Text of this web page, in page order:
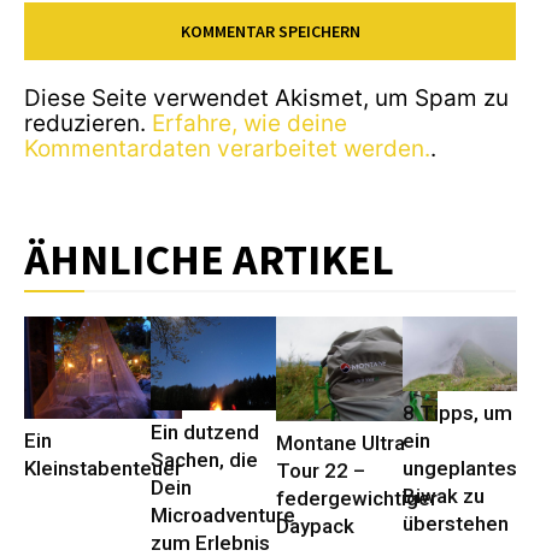
Diese Seite verwendet Akismet, um Spam zu
reduzieren. Erfahre, wie deine
Kommentardaten verarbeitet werden..
ÄHNLICHE ARTIKEL
Ein
Kleinstabenteuer
Ein dutzend
Sachen, die
Dein
Microadventure
zum Erlebnis
Montane Ultra
Tour 22 –
federgewichtiger
Daypack
8 Tipps, um
ein
ungeplantes
Biwak zu
überstehen